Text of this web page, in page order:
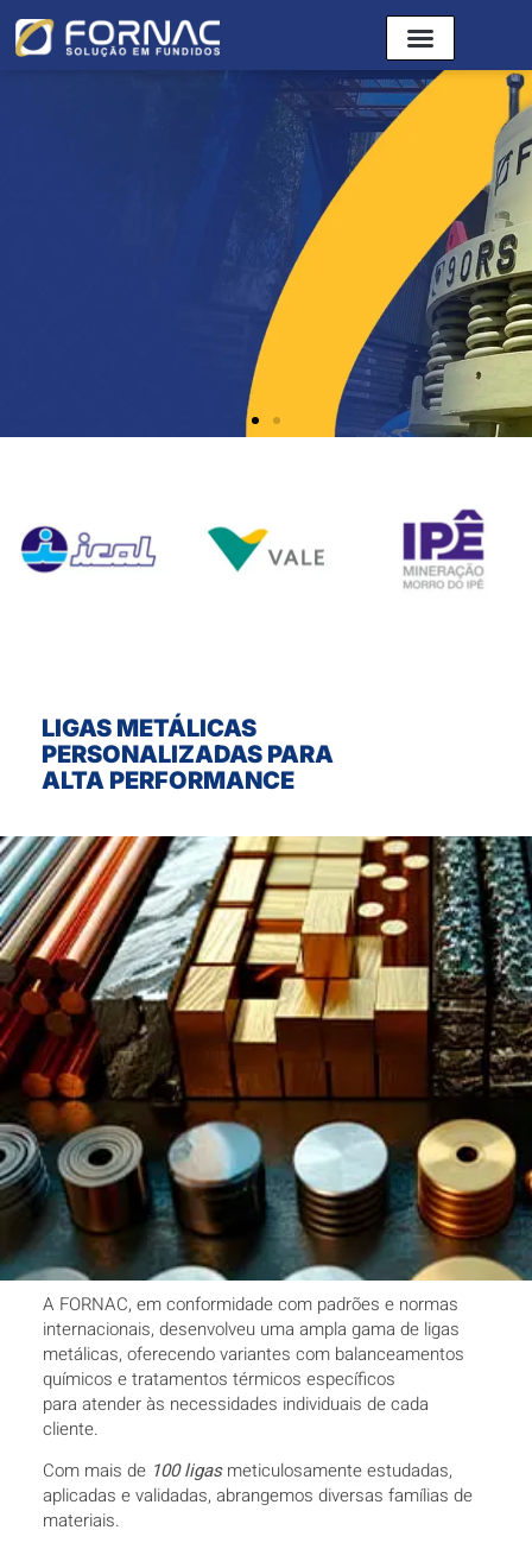
CIMENTEIRA;
PEDREIRA &
LIGAS METÁLICAS
PERSONALIZADAS PARA
ALTA PERFORMANCE
A FORNAC, em conformidade com padrões e normas
internacionais, desenvolveu uma ampla gama de ligas
metálicas, oferecendo variantes com balanceamentos
químicos e tratamentos térmicos específicos
para atender às necessidades individuais de cada
cliente.
Com mais de 100 ligasmeticulosamente estudadas,
aplicadas e validadas, abrangemos diversas famílias de
materiais.